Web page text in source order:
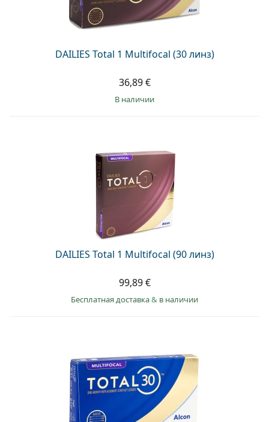
DAILIES Total 1 Multifocal (30 линз)
36,89 €
в наличии
DAILIES Total 1 Multifocal (90 линз)
99,89 €
Бесплатная доставка& в наличии